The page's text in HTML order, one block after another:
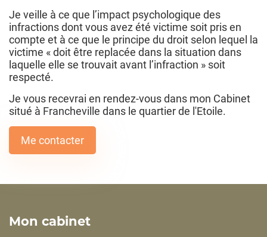
Je veille à ce que l’impact psychologique des
infractions dont vous avez été victime soit pris en
compte et à ce que le principe du droit selon lequel la
victime « doit être replacée dans la situation dans
laquelle elle se trouvait avant l’infraction » soit
respecté.
Je vous recevrai en rendez-vous dans mon Cabinet
situé à Francheville dans le quartier de l'Etoile.
Me contacter
Mon cabinet